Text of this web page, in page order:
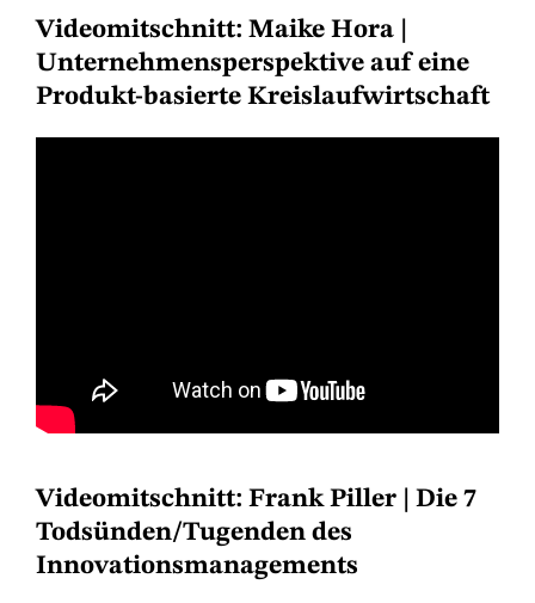
Videomitschnitt: Maike Hora |
Unternehmensperspektive auf eine
Produkt-basierte Kreislaufwirtschaft
Videomitschnitt: Frank Piller | Die 7
Todsünden/Tugenden des
Innovationsmanagements